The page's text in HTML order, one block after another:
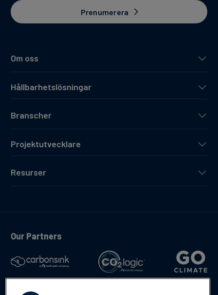
Om oss
Hållbarhetslösningar
Branscher
Projektutvecklare
Resurser
Prenumerera
Our Partners